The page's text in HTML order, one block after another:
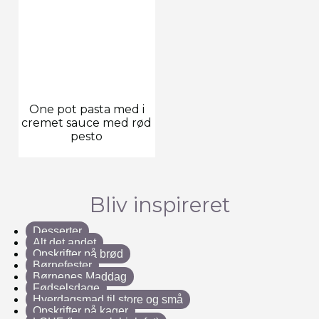
One pot pasta med i
cremet sauce med rød
pesto
Bliv inspireret
Desserter
Alt det andet
Opskrifter på brød
Børnefester
Børnenes Maddag
Fødselsdage
Hverdagsmad til store og små
Opskrifter på kager